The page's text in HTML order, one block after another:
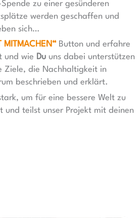
zu einer gesünderen
werden geschaffen und
sich…
MITMACHEN“Button und erfahre
und wie Du uns dabei unterstützen
Ziele, die Nachhaltigkeit in
beschrieben und erklärt.
um für eine bessere Welt zu
und teilst unser Projekt mit deinen